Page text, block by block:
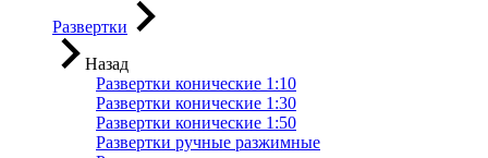
Развертки
Назад
Развертки конические 1:10
Развертки конические 1:30
Развертки конические 1:50
Развертки ручные разжимные